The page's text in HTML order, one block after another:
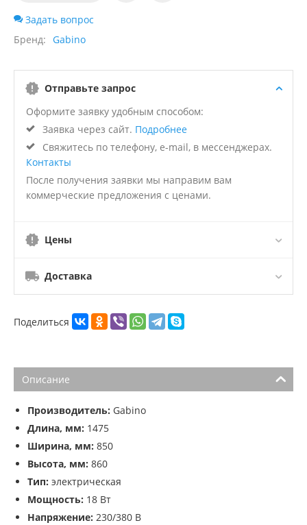
Задать вопрос
Бренд
Gabino
Отправьте запрос
Оформите заявку удобным способом:
Заявка через сайт. Подробнее
Свяжитесь по телефону, e-mail, в мессенджерах.
Контакты
После получения заявки мы направим вам
коммерческие предложения с ценами.
Цены
Доставка
Поделиться
Описание
Производитель: Gabino
Длина, мм: 1475
Ширина, мм: 850
Высота, мм: 860
Тип: электрическая
Мощность: 18 Вт
Напряжение: 230/380 В